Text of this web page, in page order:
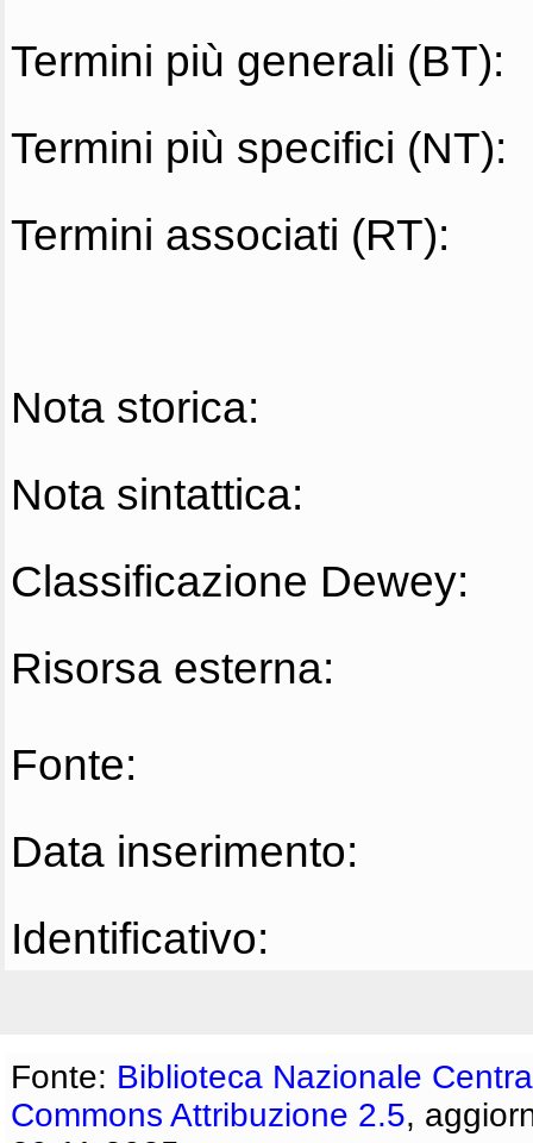
Termini più generali (BT):
Termini più specifici (NT):
Termini associati (RT):
Nota storica:
Nota sintattica:
Classificazione Dewey:
Risorsa esterna:
Fonte:
Data inserimento:
Identificativo:
Fonte: Biblioteca Nazionale
Commons Attribuzione 2.5,